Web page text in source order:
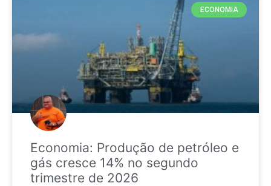
ECONOMIA
Economia: Produção de petróleo e
gás cresce 14% no segundo
trimestre de 2026